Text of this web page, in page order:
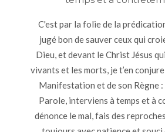
C'est par la folie de la
jugé bon de sauver ceux qui
Dieu, et devant le Christ Jésus
vivants et les morts, je t’en
Manifestation et de son Règne :
Parole, interviens à temps et à
dénonce le mal, fais des